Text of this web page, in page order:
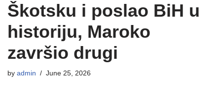
Škotsku i poslao BiH u
historiju, Maroko
završio drugi
by admin June 25, 2026